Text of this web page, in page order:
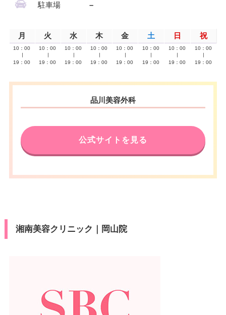
駐車場 –
月 火 水 木 金 土 日 祝
10：00
19：00
10：00
19：00
10：00
19：00
10：00
19：00
10：00
19：00
10：00
19：00
10：00
19：00
10：00
19：00
品川美容外科
公式サイトを見る
湘南美容クリニック｜岡山院